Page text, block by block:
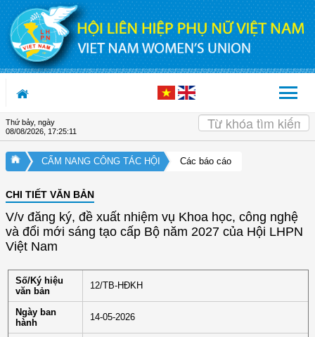
Truy cập nội dung luôn
Thứ bảy, ngày
08/08/2026, 17:25:11
CẨM NANG CÔNG TÁC HỘI Các báo cáo
CHI TIẾT VĂN BẢN
V/v đăng ký, đề xuất nhiệm vụ Khoa học, công nghệ
và đổi mới sáng tạo cấp Bộ năm 2027 của Hội LHPN
Việt Nam
Số/Ký hiệu
văn bản
12/TB-HĐKH
Ngày ban
hành
14-05-2026